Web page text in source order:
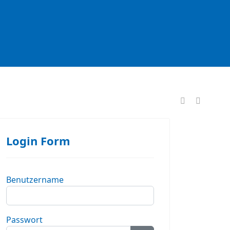
Login Form
Benutzername
Passwort